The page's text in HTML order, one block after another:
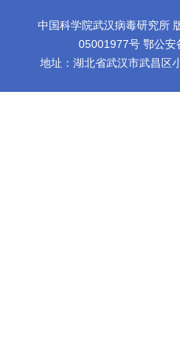
中国科学院武汉病毒研究所
05001977号 鄂公
地址：湖北省武汉市武昌区